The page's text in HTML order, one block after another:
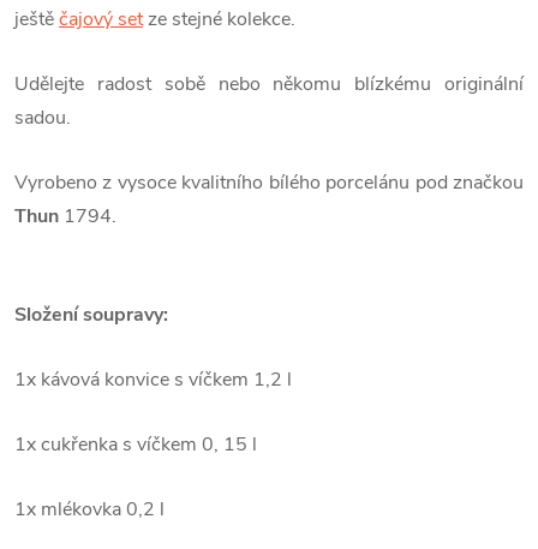
ještěčajový setze stejné kolekce.
Udělejte radost sobě nebo někomu blízkému originální
sadou.
Vyrobeno z vysoce kvalitního bílého porcelánu pod značkou
Thun 1794.
Složení soupravy:
1x kávová konvice s víčkem 1,2 l
1x cukřenka s víčkem 0, 15 l
1x mlékovka 0,2 l